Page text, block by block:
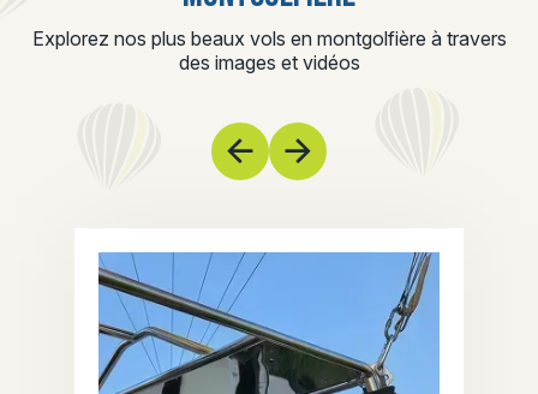
Explorez nos plus beaux vols en montgolfière à travers
des images et vidéos